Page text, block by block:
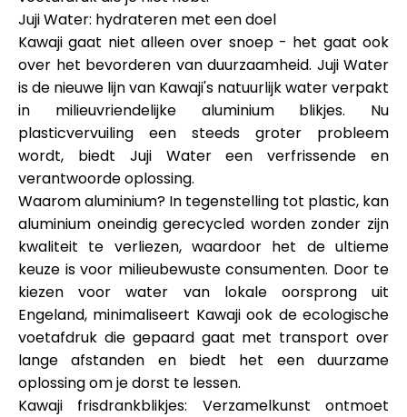
Juji Water: hydrateren met een doel
Kawaji gaat niet alleen over snoep - het gaat ook
over het bevorderen van duurzaamheid. Juji Water
is de nieuwe lijn van Kawaji's natuurlijk water verpakt
in milieuvriendelijke aluminium blikjes. Nu
plasticvervuiling een steeds groter probleem
wordt, biedt Juji Water een verfrissende en
verantwoorde oplossing.
Waarom aluminium? In tegenstelling tot plastic, kan
aluminium oneindig gerecycled worden zonder zijn
kwaliteit te verliezen, waardoor het de ultieme
keuze is voor milieubewuste consumenten. Door te
kiezen voor water van lokale oorsprong uit
Engeland, minimaliseert Kawaji ook de ecologische
voetafdruk die gepaard gaat met transport over
lange afstanden en biedt het een duurzame
oplossing om je dorst te lessen.
Kawaji frisdrankblikjes: Verzamelkunst ontmoet